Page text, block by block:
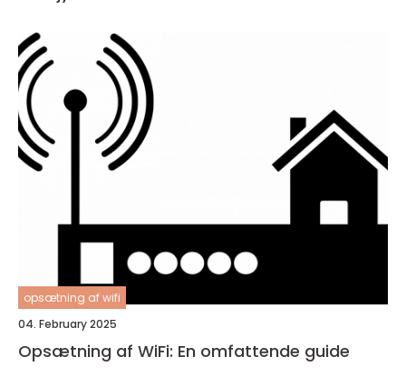
opsætning af wifi
04. February 2025
Opsætning af WiFi: En omfattende guide